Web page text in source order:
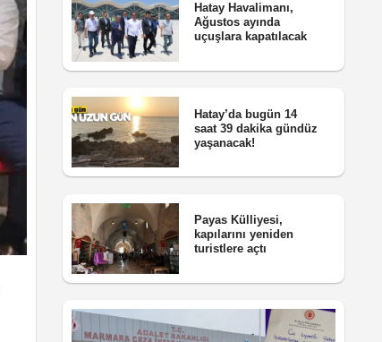
Hatay Havalimanı,
Ağustos ayında
uçuşlara kapatılacak
Hatay’da bugün 14
saat 39 dakika gündüz
yaşanacak!
Payas Külliyesi,
kapılarını yeniden
turistlere açtı